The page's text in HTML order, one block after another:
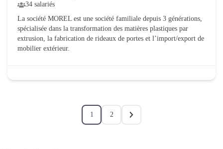
34 salariés
La société MOREL est une société familiale depuis 3 générations,
spécialisée dans la transformation des matières plastiques par
extrusion, la fabrication de rideaux de portes et l’import/export de
mobilier extérieur.
1 2